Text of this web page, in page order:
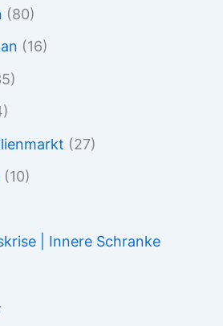
(80)
(16)
(27)
(10)
| Innere Schranke